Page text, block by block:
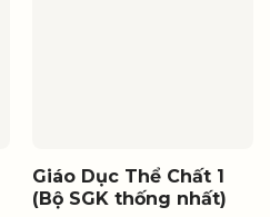
Giáo Dục Thể Chất 1
(Bộ SGK thống nhất)